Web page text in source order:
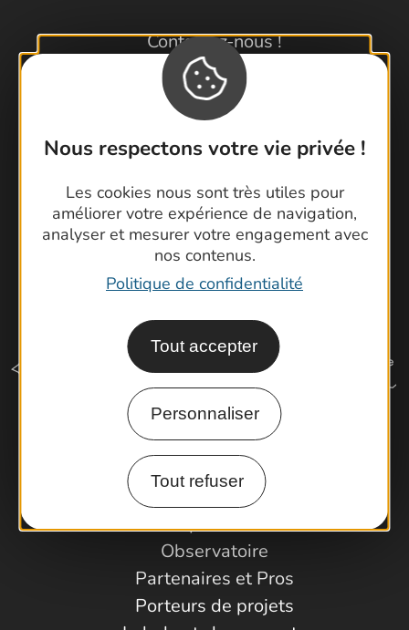
Nous respectons votre vie privée !
Les cookies nous sont très utiles pour
améliorer votre expérience de navigation,
analyser et mesurer votre engagement avec
nos contenus.
Politique de confidentialité
Tout accepter
Personnaliser
Tout refuser
Contactez-nous !
Foire aux questions
Brochures
Cartoguides et Topoguides
Latitude Gard
Comment venir ?
Espace Pro
Observatoire
Partenaires et Pros
Porteurs de projets